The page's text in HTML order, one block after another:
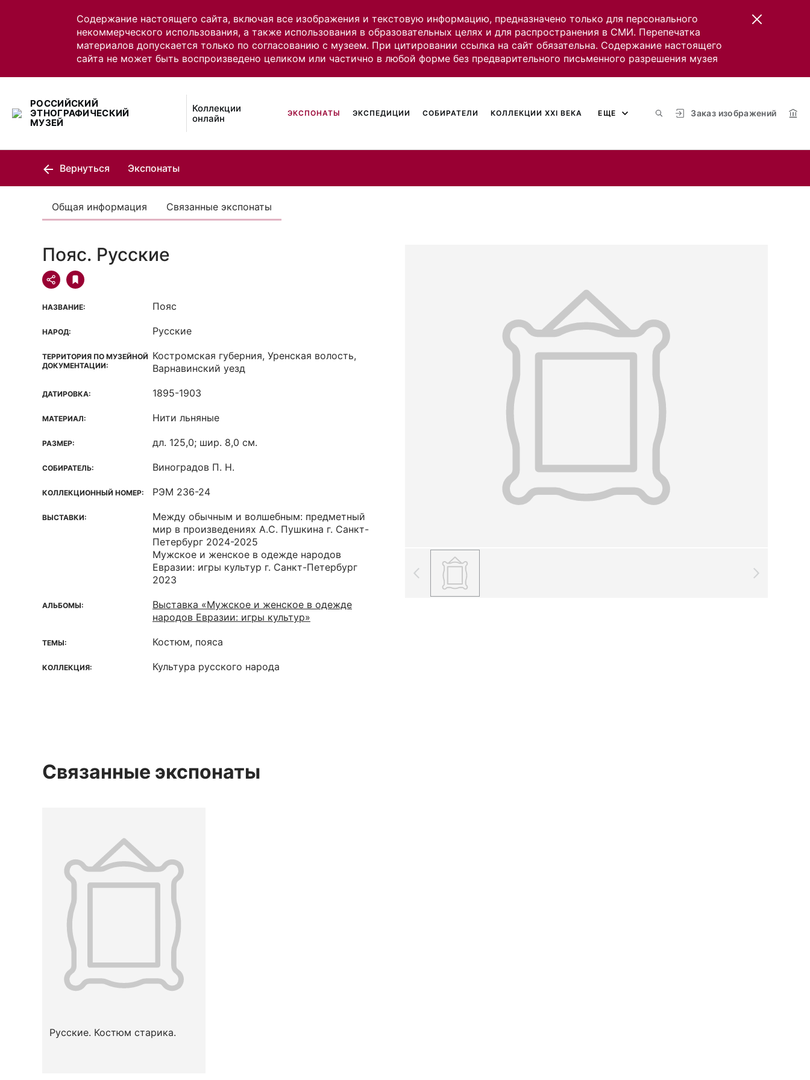
Содержание настоящего сайта, включая все изображения и текстовую информацию, предназначено только для персонального
некоммерческого использования, а также использования в образовательных целях и для распространения в СМИ. Перепечатка
материалов допускается только по согласованию с музеем. При цитировании ссылка на сайт обязательна. Содержание настоящего
сайта не может быть воспроизведено целиком или частично в любой форме без предварительного письменного разрешения музея
РОССИЙСКИЙ
ЭТНОГРАФИЧЕСКИЙ
МУЗЕЙ
Коллекции
онлайн
Заказ изображений
ЭКСПОНАТЫ ЭКСПЕДИЦИИ СОБИРАТЕЛИ КОЛЛЕКЦИИ XXI ВЕКА ЕЩЕ
Вернуться Экспонаты
Общая информация Связанные экспонаты
Пояс. Русские
НАЗВАНИЕ: Пояс
НАРОД: Русские
ТЕРРИТОРИЯ ПО МУЗЕЙНОЙ
ДОКУМЕНТАЦИИ:
Костромская губерния, Уренская волость,
Варнавинский уезд
ДАТИРОВКА: 1895-1903
МАТЕРИАЛ: Нити льняные
РАЗМЕР: дл. 125,0; шир. 8,0 см.
СОБИРАТЕЛЬ: Виноградов П. Н.
КОЛЛЕКЦИОННЫЙ НОМЕР: РЭМ 236-24
ВЫСТАВКИ:
Между обычным и волшебным: предметный
мир в произведениях А.С. Пушкина г. Санкт-
Петербург 2024-2025
Мужское и женское в одежде народов
Евразии: игры культур г. Санкт-Петербург
2023
АЛЬБОМЫ:
Выставка «Мужское и женское в одежде
народов Евразии: игры культур»
ТЕМЫ: Костюм, пояса
КОЛЛЕКЦИЯ: Культура русского народа
Связанные экспонаты
Русские. Костюм старика.